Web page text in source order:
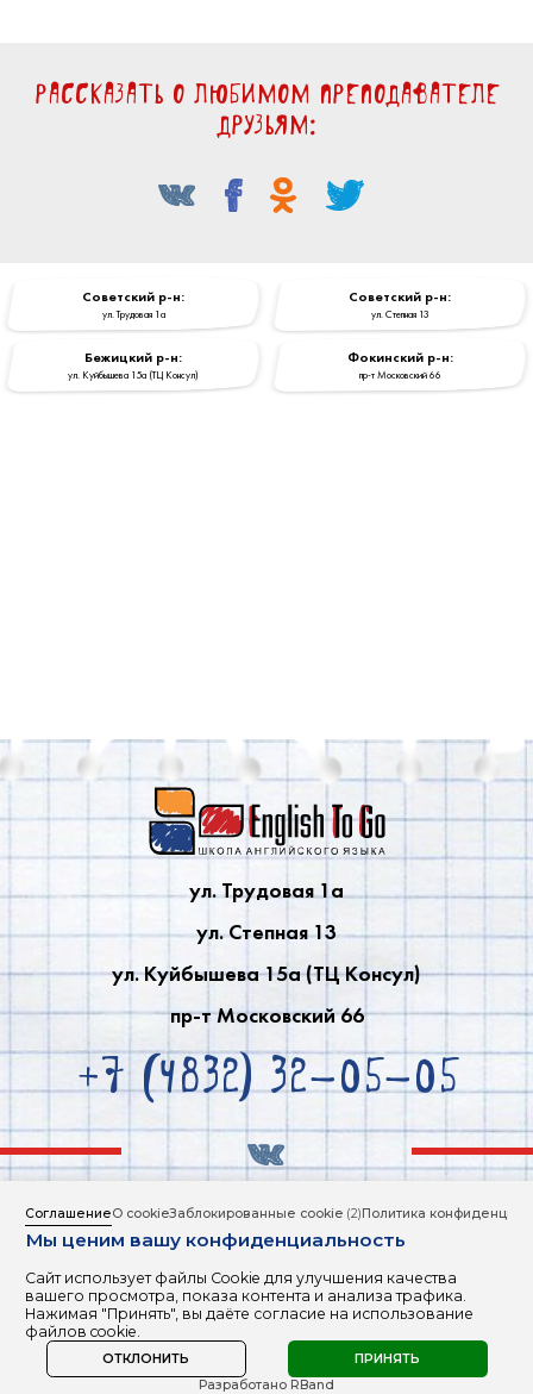
Рассказать о любимом преподавателе
друзьям:
Cоветский р-н:
ул. Трудовая 1a
Cоветский р-н:
ул. Степная 13
Бежицкий р-н:
ул. Куйбышева 15a (ТЦ Консул)
Фокинский р-н:
пр-т Московский 66
ул. Трудовая 1a
ул. Степная 13
ул. Куйбышева 15a (ТЦ Консул)
пр-т Московский 66
+7 (4832) 32-05-05
ИНФОРМАЦИЯ ДЛЯ СЛАБОВИДЯЩИХ
Политика обработки персональных данных
Copyright © 2000 - 2026
English To Go.
Забацано
СоглашениеО cookieЗаблокированные cookie (2) Политика
Мы ценим вашу конфиденциальность
Сайт использует файлы Cookie для улучшения качества
вашего просмотра, показа контента и анализа трафика.
Нажимая "Принять", вы даёте согласие на использование
файлов cookie.
ПРИНЯТЬ
ОТКЛОНИТЬ
Разработано RBand